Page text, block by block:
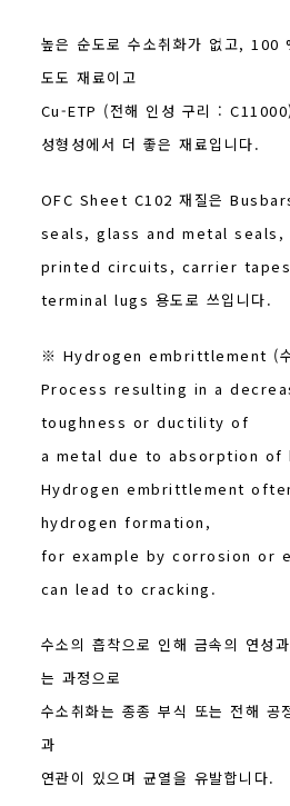
높은 순도로 수소취화가 없고, 100
도도 재료이고
Cu-ETP (전해 인성 구리 :
성형성에서 더 좋은 재료입니다.
OFC Sheet C102 재질은
seals, glass and metal seals,
printed circuits, carrier
terminal lugs 용도로 쓰입니다.
※ Hydrogen embrittlement (수
Process resulting in a
toughness or ductility of
a metal due to absorption of
Hydrogen embrittlement
hydrogen formation,
for example by corrosion or
can lead to cracking.
수소의 흡착으로 인해 금속의 연성
는 과정으로
수소취화는 종종 부식 또는 전해 공
과
연관이 있으며 균열을 유발합니다.